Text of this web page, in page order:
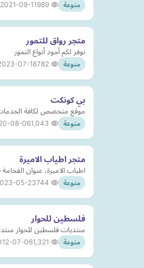
منوعة 2021-09-11
متجر رواق للتمور
نوفر لكم أجود أنواع التمور
منوعة 07-18
بي كونكت
موقع متخصص لكافة
منوعة 08-06
متجر اطياب الاميرة
اطياب الاميرة، عنوان
منوعة 05-23
فلسطين للحوار
منتديات فلسطين للحوار
منوعة 07-06